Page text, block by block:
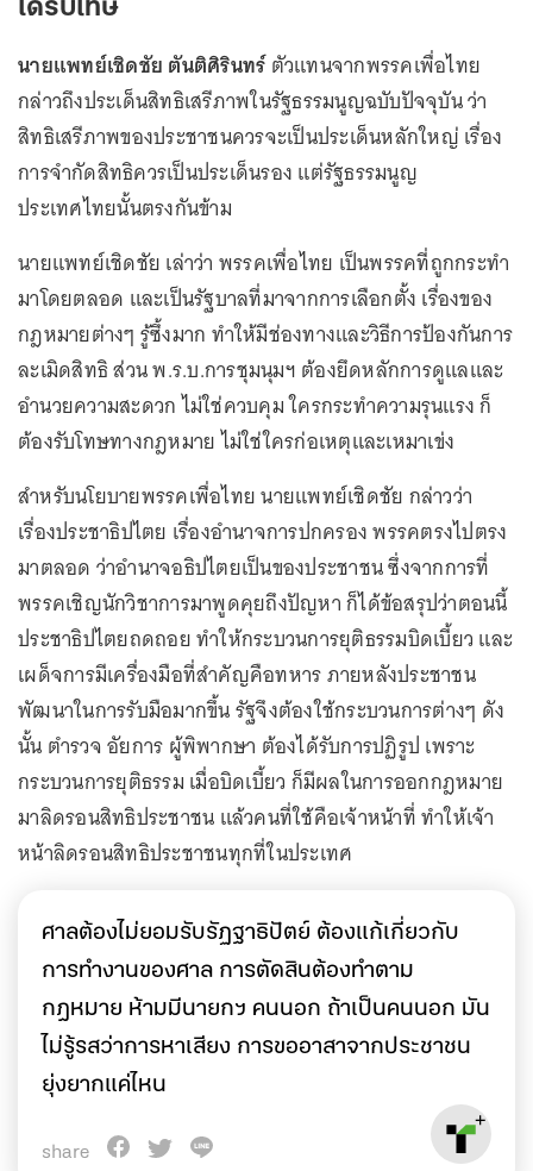
ได้รับโทษ
นายแพทย์เชิดชัย ตันติศิรินทร์ตัวแทนจากพรรคเพื่อไทย
กล่าวถึงประเด็นสิทธิเสรีภาพในรัฐธรรมนูญฉบับปัจจุบัน ว่า
สิทธิเสรีภาพของประชาชนควรจะเป็นประเด็นหลักใหญ่ เรื่อง
การจำกัดสิทธิควรเป็นประเด็นรอง แต่รัฐธรรมนูญ
ประเทศไทยนั้นตรงกันข้าม
นายแพทย์เชิดชัย เล่าว่า พรรคเพื่อไทย เป็นพรรคที่ถูกกระทำ
มาโดยตลอด และเป็นรัฐบาลที่มาจากการเลือกตั้ง เรื่องของ
กฎหมายต่างๆ รู้ซึ้งมาก ทำให้มีช่องทางและวิธีการป้องกันการ
ละเมิดสิทธิ ส่วน พ.ร.บ.การชุมนุมฯ ต้องยึดหลักการดูแลและ
อำนวยความสะดวก ไม่ใช่ควบคุม ใครกระทำความรุนแรง ก็
ต้องรับโทษทางกฎหมาย ไม่ใช่ใครก่อเหตุและเหมาเข่ง
สำหรับนโยบายพรรคเพื่อไทย นายแพทย์เชิดชัย กล่าวว่า
เรื่องประชาธิปไตย เรื่องอำนาจการปกครอง พรรคตรงไปตรง
มาตลอด ว่าอำนาจอธิปไตยเป็นของประชาชน ซึ่งจากการที่
พรรคเชิญนักวิชาการมาพูดคุยถึงปัญหา ก็ได้ข้อสรุปว่าตอนนี้
ประชาธิปไตยถดถอย ทำให้กระบวนการยุติธรรมบิดเบี้ยว และ
เผด็จการมีเครื่องมือที่สำคัญคือทหาร ภายหลังประชาชน
พัฒนาในการรับมือมากขึ้น รัฐจึงต้องใช้กระบวนการต่างๆ ดัง
นั้น ตำรวจ อัยการ ผู้พิพากษา ต้องได้รับการปฏิรูป เพราะ
กระบวนการยุติธรรม เมื่อบิดเบี้ยว ก็มีผลในการออกกฎหมาย
มาลิดรอนสิทธิประชาชน แล้วคนที่ใช้คือเจ้าหน้าที่ ทำให้เจ้า
หน้าลิดรอนสิทธิประชาชนทุกที่ในประเทศ
ศาลต้องไม่ยอมรับรัฏฐาธิปัตย์ ต้องแก้เกี่ยวกับ
การทำงานของศาล การตัดสินต้องทำตาม
กฎหมาย ห้ามมีนายกฯ คนนอก ถ้าเป็นคนนอก มัน
ไม่รู้รสว่าการหาเสียง การขออาสาจากประชาชน
ยุ่งยากแค่ไหน
share